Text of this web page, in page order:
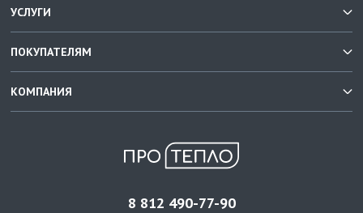
УСЛУГИ
ПОКУПАТЕЛЯМ
КОМПАНИЯ
8 812 490-77-90